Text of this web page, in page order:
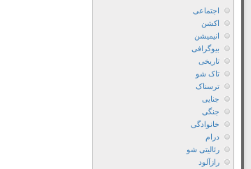
اجتماعی
اکشن
انیمیشن
بیوگرافی
تاریخی
تاک شو
ترسناک
جنایی
جنگی
خانوادگی
درام
رئالیتی شو
رازآلود